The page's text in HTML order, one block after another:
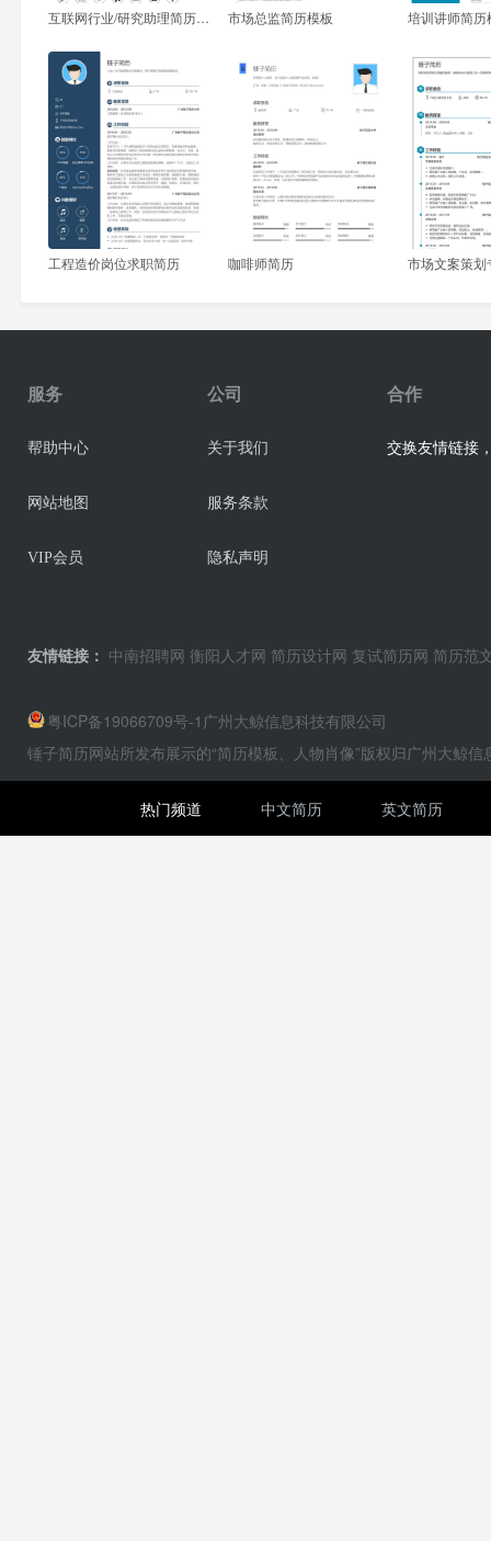
互联网行业/研究助理简历模板 市场总监简历模板 培训讲师简历
工程造价岗位求职简历 咖啡师简历 市场文案策划
服务
帮助中心
网站地图
VIP会员
公司
关于我们
服务条款
隐私声明
合作
交换友情链接
友情链接： 中南招聘网 衡阳人才网 简历设计网 复试简历网 简历范
粤ICP备19066709号-1 广州大鲸信息科技有限公司
锤子简历网站所发布展示的“简历模板、人物肖像”版权归广州大鲸
热门频道 中文简历 英文简历